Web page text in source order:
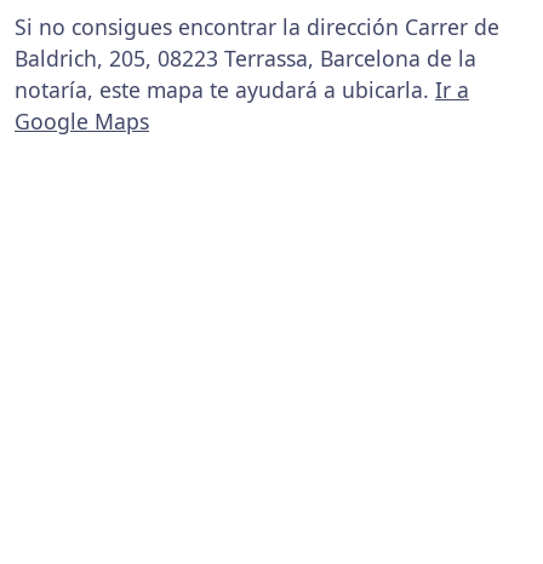
Si no consigues encontrar la dirección Carrer de
Baldrich, 205, 08223 Terrassa, Barcelona de la
notaría, este mapa te ayudará a ubicarla. Ir a
Google Maps